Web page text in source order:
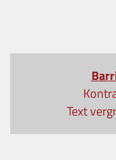
Text